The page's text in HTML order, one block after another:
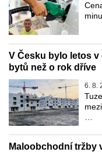
V Česku bylo letos
bytů než o rok dříve
6. 8.
…
Maloobchodní tržby